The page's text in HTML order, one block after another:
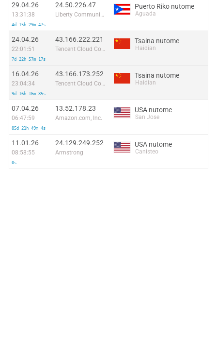
29.04.26
13:31:38
4d 15h 29m 47s
24.50.226.47
Liberty Communications of Puerto Rico LLC
Puerto Riko nutome
Aguada
24.04.26
22:01:51
7d 22h 57m 17s
43.166.222.221
Tencent Cloud Computing (Beijing) Co
Tsaina nutome
Haidian
16.04.26
23:04:34
9d 16h 16m 35s
43.166.173.252
Tencent Cloud Computing (Beijing) Co
Tsaina nutome
Haidian
07.04.26
06:47:59
85d 21h 49m 4s
13.52.178.23
Amazon.com, Inc.
USA nutome
San Jose
11.01.26
08:58:55
0s
24.129.249.252
Armstrong
USA nutome
Canisteo